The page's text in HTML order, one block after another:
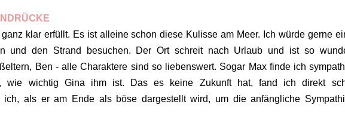
klar erfüllt. Es ist alleine schon diese Kulisse am Meer. Ich würde gerne
und den Strand besuchen. Der Ort schreit nach Urlaub und ist so
Ben - alle Charaktere sind so liebenswert. Sogar Max finde ich
wie wichtig Gina ihm ist. Das es keine Zukunft hat, fand ich direkt
ich, als er am Ende als böse dargestellt wird, um die anfängliche